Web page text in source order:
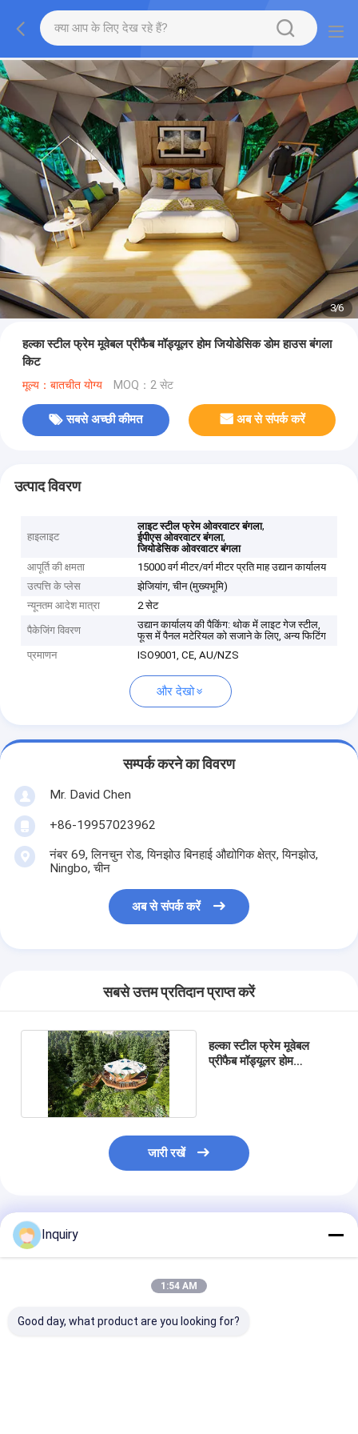
3/6
हल्का स्टील फ्रेम मूवेबल प्रीफैब मॉड्यूलर होम जियोडेसिक डोम हाउस बंगला
किट
मूल्य：बातचीत योग्य MOQ：2 सेट
सबसे अच्छी कीमत अब से संपर्क करें
उत्पाद विवरण
हाइलाइट
लाइट स्टील फ्रेम ओवरवाटर बंगला,
ईपीएस ओवरवाटर बंगला,
जियोडेसिक ओवरवाटर बंगला
आपूर्ति की क्षमता
15000 वर्ग मीटर/वर्ग मीटर प्रति माह उद्यान कार्यालय
उत्पत्ति के प्लेस
झेजियांग, चीन (मुख्यभूमि)
न्यूनतम आदेश मात्रा
2 सेट
पैकेजिंग विवरण
उद्यान कार्यालय की पैकिंग: थोक में लाइट गेज स्टील,
फूस में पैनल मटेरियल को सजाने के लिए, अन्य फिटिंग
प्रमाणन
ISO9001, CE, AU/NZS
और देखो
सम्पर्क करने का विवरण
Mr. David Chen
+86-19957023962
नंबर 69, लिनचुन रोड, यिनझोउ बिनहाई औद्योगिक क्षेत्र, यिनझोउ,
Ningbo, चीन
अब से संपर्क करें
सबसे उत्तम प्रतिदान प्राप्त करें
हल्का स्टील फ्रेम मूवेबल
प्रीफैब मॉड्यूलर होम
जारी रखें
अनुशंसित उत्पाद
Inquiry
1:54 AM
Good day, what product are you looking for?